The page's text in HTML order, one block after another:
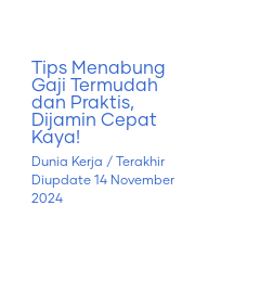
Tips Menabung
Gaji Termudah
dan Praktis,
Dijamin Cepat
Kaya!
Dunia Kerja / Terakhir
Diupdate14 November
2024